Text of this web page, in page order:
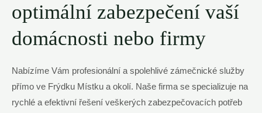
optimální zabezpečení vaší
domácnosti nebo firmy
Nabízíme Vám profesionální a spolehlivé zámečnické služby
přímo ve Frýdku Místku a okolí. Naše firma se specializuje na
rychlé a efektivní řešení veškerých zabezpečovacích potřeb